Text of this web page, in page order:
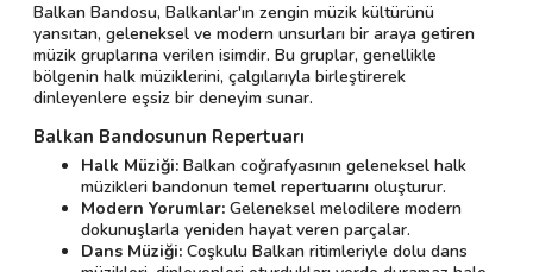
Balkan Bandosu, Balkanlar'ın zengin müzik kültürünü
yansıtan, geleneksel ve modern unsurları bir araya getiren
müzik gruplarına verilen isimdir. Bu gruplar, genellikle
bölgenin halk müziklerini, çalgılarıyla birleştirerek
dinleyenlere eşsiz bir deneyim sunar.
Balkan Bandosunun Repertuarı
Halk Müziği: Balkan coğrafyasının geleneksel halk
müzikleri bandonun temel repertuarını oluşturur.
Modern Yorumlar: Geleneksel melodilere modern
dokunuşlarla yeniden hayat veren parçalar.
Dans Müziği: Coşkulu Balkan ritimleriyle dolu dans